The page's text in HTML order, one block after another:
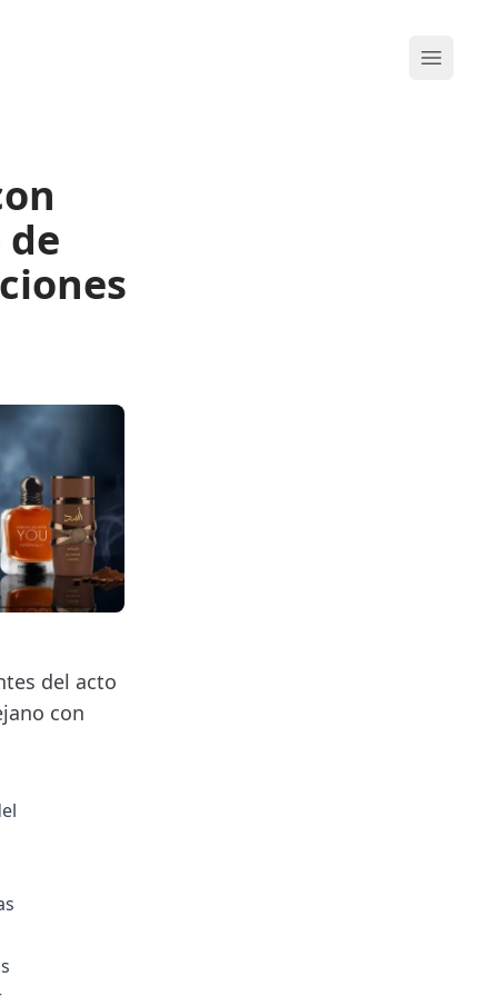
Abrir
del acto
con